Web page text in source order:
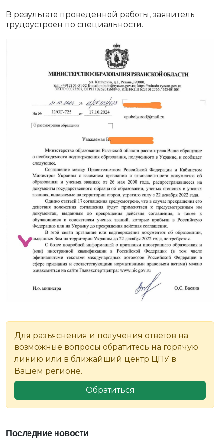
В результате проведенной работы, заявитель
трудоустроен по специальности.
Для разъяснения и получения ответов на
возможные вопросы обратитесь на горячую
линию или в ближайший центр ЦПУ в
Вашем регионе.
Обратиться
Последние новости